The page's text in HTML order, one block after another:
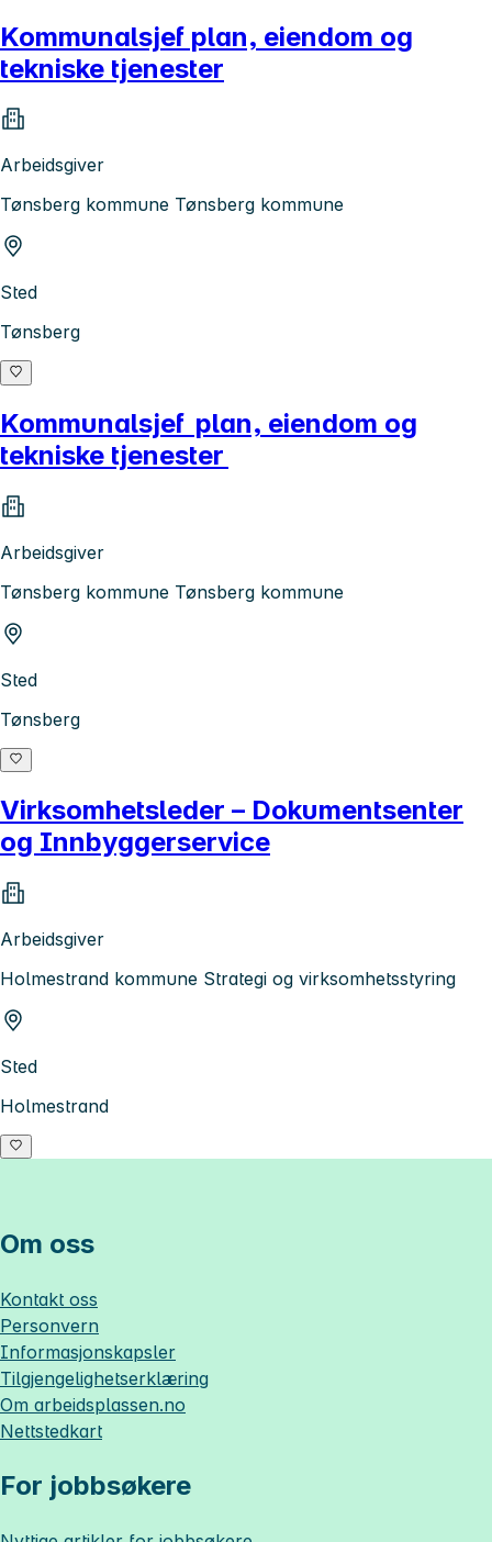
Kommunalsjef plan, eiendom og
tekniske tjenester
Arbeidsgiver
Tønsberg kommune Tønsberg kommune
Sted
Tønsberg
Kommunalsjef plan, eiendom og
tekniske tjenester
Arbeidsgiver
Tønsberg kommune Tønsberg kommune
Sted
Tønsberg
Virksomhetsleder – Dokumentsenter
og Innbyggerservice
Arbeidsgiver
Holmestrand kommune Strategi og virksomhetsstyring
Sted
Holmestrand
Om oss
Kontakt oss
Personvern
Informasjonskapsler
Tilgjengelighetserklæring
Om arbeidsplassen.no
Nettstedkart
For jobbsøkere